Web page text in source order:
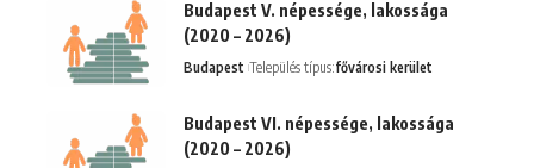
Budapest V. népessége, lakossága
(2020 – 2026)
Budapest Település típus:fővárosi kerület
Budapest VI. népessége, lakossága
(2020 – 2026)